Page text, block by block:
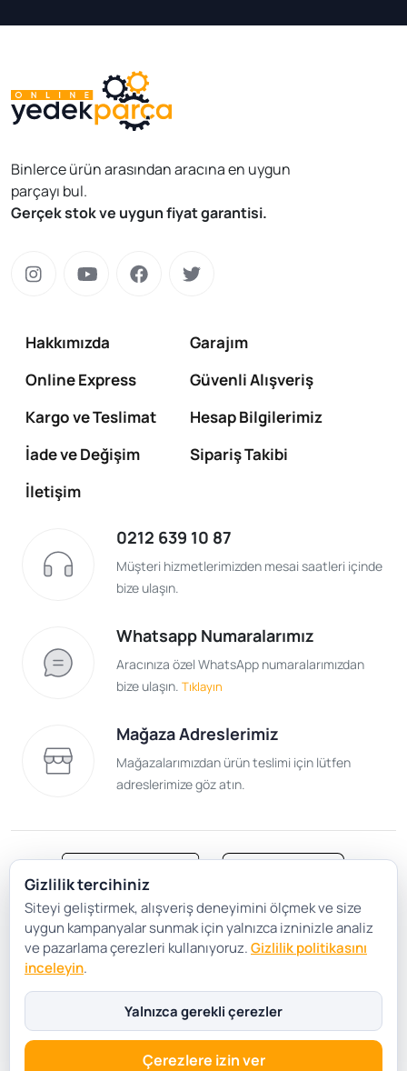
Binlerce ürün arasından aracına en uygun
parçayı bul.
Gerçek stok ve uygun fiyat garantisi.
Hakkımızda
Garajım
Online Express
Güvenli Alışveriş
Kargo ve Teslimat
Hesap Bilgilerimiz
İade ve Değişim
Sipariş Takibi
İletişim
0212 639 10 87
Müşteri hizmetlerimizden mesai saatleri içinde
bize ulaşın.
Whatsapp Numaralarımız
Aracınıza özel WhatsApp numaralarımızdan
bize ulaşın. Tıklayın
Mağaza Adreslerimiz
Mağazalarımızdan ürün teslimi için lütfen
adreslerimize göz atın.
Satış Sözleşmesi
Gizlilik ve Güvenlik
Gizlilik Politikası
Çerez Tercihleri
Gizlilik tercihiniz
Siteyi geliştirmek, alışveriş deneyimini ölçmek ve size
uygun kampanyalar sunmak için yalnızca izninizle analiz
ve pazarlama çerezleri kullanıyoruz.Gizlilik politikasını
inceleyin.
Yalnızca gerekli çerezler
Çerezlere izin ver